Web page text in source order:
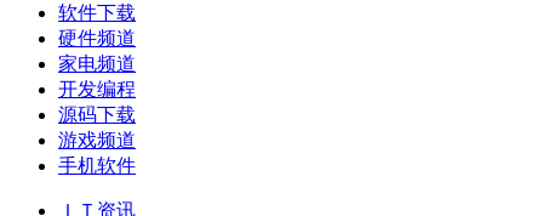
软件下载
硬件频道
家电频道
开发编程
源码下载
游戏频道
手机软件
ＩＴ资讯